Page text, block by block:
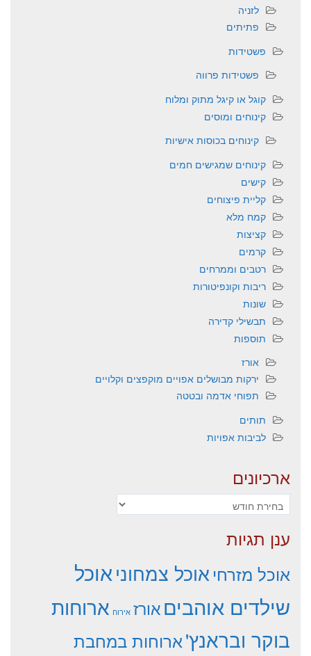
לזניה
פתיתים
פשטידות
פשטידות פרווה
קוגל או קיגל מתוק ומלוח
קינוחים ומוסים
קינוחים בכוסות אישיות
קינוחים שמגישים חמים
קישים
קליית פיצוחים
קמח מלא
קציצות
קרמים
רטבים וממרחים
ריבות וקונפיטורות
שונות
תבשילי קדירה
תוספות
אורז
ירקות מבושלים אפויים מוקפצים וקלויים
תפוחי אדמה ובטטה
תותים
לביבות אפויות
ארכיונים
ענן תגיות
אוכל מזרחיאוכל צמחוניאוכל
שילדים אוהביםאורז אירוח ארוחות
בוקר ובראנץ'ארוחות במחבת